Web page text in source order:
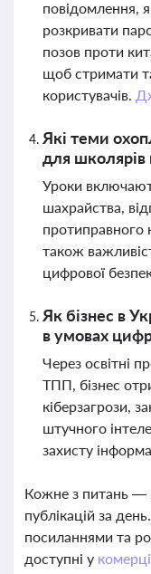
повідомлення,
розкривати
позов проти
щоб стримати
користувачів.
Які теми
для школярів
Уроки
шахрайства,
протиправного
також
цифрової
Як бізнес в
в умовах
Через освітні
ТПП, бізнес
кіберзагрози,
штучного
захисту
Кожне з питань —
публікацій за
посиланнями та
доступні у